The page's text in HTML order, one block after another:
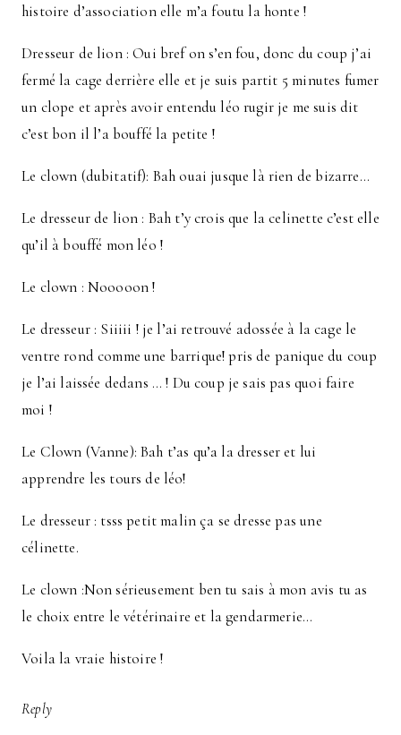
histoire d’association elle m’a foutu la honte !
Dresseur de lion : Oui bref on s’en fou, donc du coup j’ai
fermé la cage derrière elle et je suis partit 5 minutes fumer
un clope et après avoir entendu léo rugir je me suis dit
c’est bon il l’a bouffé la petite !
Le clown (dubitatif): Bah ouai jusque là rien de bizarre…
Le dresseur de lion : Bah t’y crois que la celinette c’est elle
qu’il à bouffé mon léo !
Le clown : Nooooon !
Le dresseur : Siiiii ! je l’ai retrouvé adossée à la cage le
ventre rond comme une barrique! pris de panique du coup
je l’ai laissée dedans … ! Du coup je sais pas quoi faire
moi !
Le Clown (Vanne): Bah t’as qu’a la dresser et lui
apprendre les tours de léo!
Le dresseur : tsss petit malin ça se dresse pas une
célinette.
Le clown :Non sérieusement ben tu sais à mon avis tu as
le choix entre le vétérinaire et la gendarmerie…
Voila la vraie histoire !
Reply